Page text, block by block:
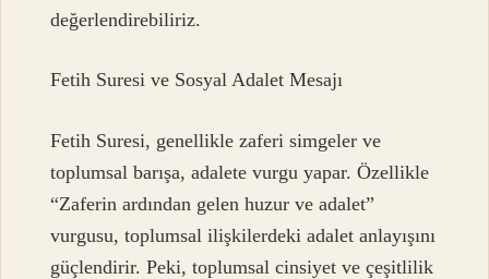
değerlendirebiliriz.
Fetih Suresi ve Sosyal Adalet Mesajı
Fetih Suresi, genellikle zaferi simgeler ve
toplumsal barışa, adalete vurgu yapar. Özellikle
“Zaferin ardından gelen huzur ve adalet”
vurgusu, toplumsal ilişkilerdeki adalet anlayışını
güçlendirir. Peki, toplumsal cinsiyet ve çeşitlilik